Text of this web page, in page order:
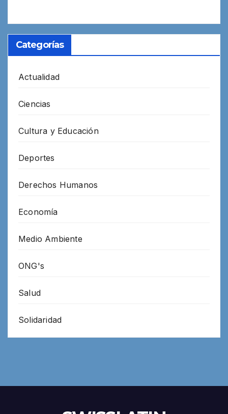
Categorías
Actualidad
Ciencias
Cultura y Educación
Deportes
Derechos Humanos
Economía
Medio Ambiente
ONG's
Salud
Solidaridad